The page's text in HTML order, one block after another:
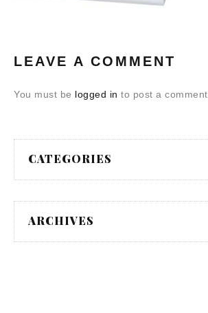
LEAVE A COMMENT
You must be logged in to post a comment.
CATEGORIES
ARCHIVES